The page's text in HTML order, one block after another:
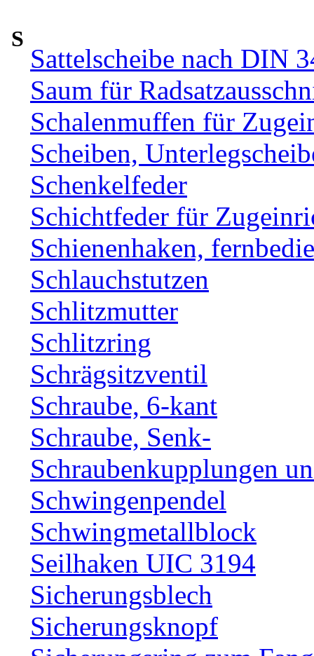
S
Sattelscheibe nach DIN
Saum für
Schalenmuffen für
Scheiben,
Schenkelfeder
Schichtfeder für
Schienenhaken,
Schlauchstutzen
Schlitzmutter
Schlitzring
Schrägsitzventil
Schraube, 6-kant
Schraube, Senk-
Schraubenkupplungen
Schwingenpendel
Schwingmetallblock
Seilhaken UIC 3194
Sicherungsblech
Sicherungsknopf